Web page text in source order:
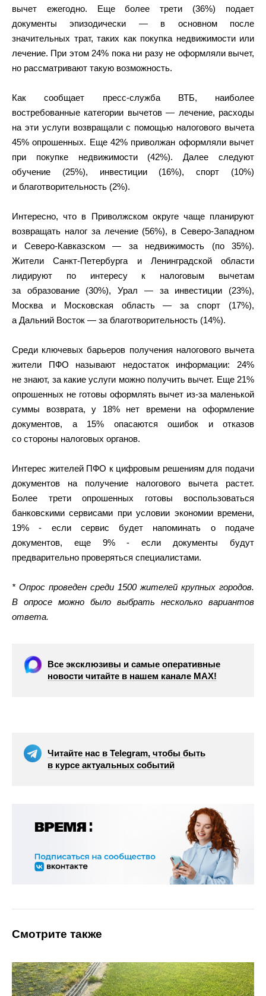
вычет ежегодно. Еще более трети (36%) подает
документы эпизодически — в основном после
значительных трат, таких как покупка недвижимости или
лечение. При этом 24% пока ни разу не оформляли вычет,
но рассматривают такую возможность.
Как сообщает пресс-служба ВТБ, наиболее
востребованные категории вычетов — лечение, расходы
на эти услуги возвращали с помощью налогового вычета
45% опрошенных. Еще 42% приволжан оформляли вычет
при покупке недвижимости (42%). Далее следуют
обучение (25%), инвестиции (16%), спорт (10%)
и благотворительность (2%).
Интересно, что в Приволжском округе чаще планируют
возвращать налог за лечение (56%), в Северо-Западном
и Северо-Кавказском — за недвижимость (по 35%).
Жители Санкт-Петербурга и Ленинградской области
лидируют по интересу к налоговым вычетам
за образование (30%), Урал — за инвестиции (23%),
Москва и Московская область — за спорт (17%),
а Дальний Восток — за благотворительность (14%).
Среди ключевых барьеров получения налогового вычета
жители ПФО называют недостаток информации: 24%
не знают, за какие услуги можно получить вычет. Еще 21%
опрошенных не готовы оформлять вычет из-за маленькой
суммы возврата, у 18% нет времени на оформление
документов, а 15% опасаются ошибок и отказов
со стороны налоговых органов.
Интерес жителей ПФО к цифровым решениям для подачи
документов на получение налогового вычета растет.
Более трети опрошенных готовы воспользоваться
банковскими сервисами при условии экономии времени,
19% - если сервис будет напоминать о подаче
документов, еще 9% - если документы будут
предварительно проверяться специалистами.
* Опрос проведен среди 1500 жителей крупных городов.
В опросе можно было выбрать несколько вариантов
ответа.
Все эксклюзивы и самые оперативные
новости читайте в нашем канале МАХ!
Читайте нас в Telegram, чтобы быть
в курсе актуальных событий
Смотрите также